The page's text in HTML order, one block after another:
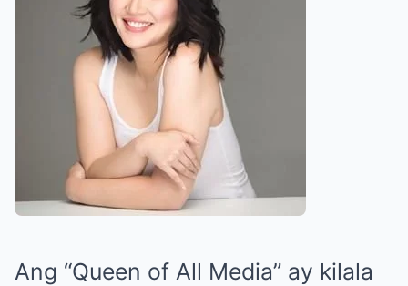
Ang “Queen of All Media” ay kilala